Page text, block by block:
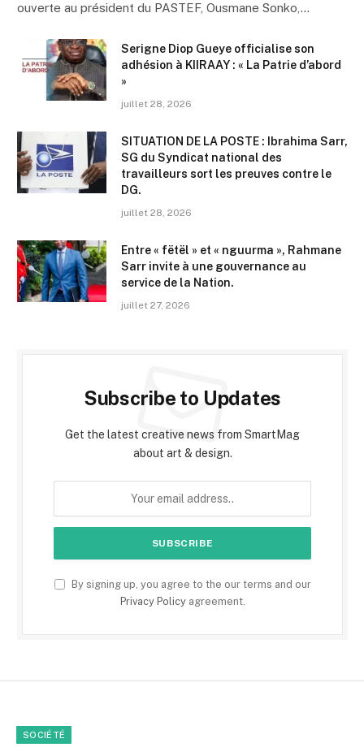
ouverte au président du PASTEF, Ousmane Sonko,…
Serigne Diop Gueye officialise son
adhésion à KIIRAAY : « La Patrie d’abord
»
juillet 28, 2026
SITUATION DE LA POSTE : Ibrahima Sarr,
SG du Syndicat national des
travailleurs sort les preuves contre le
DG.
juillet 28, 2026
Entre « fëtël » et « nguurma », Rahmane
Sarr invite à une gouvernance au
service de la Nation.
juillet 27, 2026
Subscribe to Updates
Get the latest creative news from SmartMag
about art & design.
By signing up, you agree to the our terms and our
Privacy Policyagreement.
SOCIÉTÉ